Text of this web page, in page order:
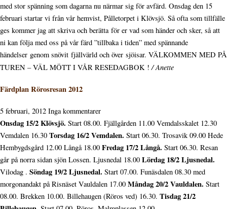
med stor spänning som dagarna nu närmar sig för avfärd. Onsdag den 15
februari startar vi från vår hemvist, Pålletorpet i Klövsjö. Så ofta som tillfälle
ges kommer jag att skriva och berätta för er vad som händer och sker, så att
ni kan följa med oss på vår färd ”tillbaka i tiden” med spännande
händelser genom snövit fjällvärld och över sjöisar. VÄLKOMMEN MED PÅ
TUREN – VÄL MÖTT I VÅR RESEDAGBOK !/ Anette
Färdplan Rörosresan 2012
5 februari, 2012 Inga kommentarer
Onsdag 15/2 Klövsjö. Start 08.00. Fjällgården 11.00 Vemdalsskalet 12.30
Vemdalen 16.30 Torsdag 16/2 Vemdalen. Start 06.30. Trosavik 09.00 Hede
Hembygdsgård 12.00 Långå 18.00 Fredag 17/2 Långå. Start 06.30. Resan
går på norra sidan sjön Lossen. Ljusnedal 18.00 Lördag 18/2 Ljusnedal.
Vilodag . Söndag 19/2 Ljusnedal. Start 07.00. Funäsdalen 08.30 med
morgonandakt på Risnäset Vauldalen 17.00 Måndag 20/2 Vauldalen. Start
08.00. Brekken 10.00. Billehaugen (Röros ved) 16.30. Tisdag 21/2